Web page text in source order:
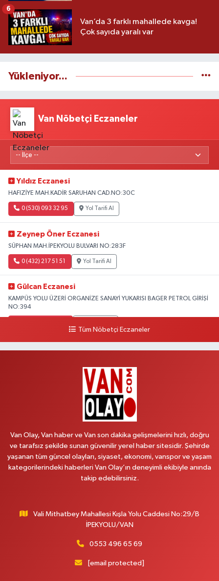
Van’da 3 farklı mahallede kavga!
Çok sayıda yaralı var
6
Yükleniyor...
Van Nöbetçi Eczaneler
Yıldız Eczanesi
HAFIZİYE MAH.KADİR SARUHAN CAD.NO:30C
0 (530) 093 32 95 Yol Tarifi Al
Zeynep Öner Eczanesi
SÜPHAN MAH.İPEKYOLU BULVARI NO:283F
0 (432) 217 51 51 Yol Tarifi Al
Gülcan Eczanesi
KAMPÜS YOLU ÜZERİ ORGANİZE SANAYİ YUKARISI BAGER PETROL GİRİŞİ
NO:394
HEKİM HASTANESİ ACİL KARŞISI
Yol Tarifi Al
MAHMUDİYE MAH.ATATÜRK CAD.NO:17B
0 (531) 621 69 65 Yol Tarifi Al
Onay Eczanesi
Yenı Derman Eczanesi
Akdamar Hastanesi Acil yanı. İpekyolu. Hatuniye mahallesi terzioğlu, Eski
Yol Tarifi Al
Tüm Nöbetçi Eczaneler
Van Olay, Van haber ve Van son dakika gelişmelerini hızlı, doğru
ve tarafsız şekilde sunan güvenilir yerel haber sitesidir. Şehirde
yaşanan tüm güncel olayları, siyaset, ekonomi, vanspor ve yaşam
kategorilerindeki haberleri Van Olay’ın deneyimli ekibiyle anında
takip edebilirsiniz.
Vali Mithatbey Mahallesi Kışla Yolu Caddesi No:29/B
İPEKYOLU/VAN
0553 496 65 69
[email protected]